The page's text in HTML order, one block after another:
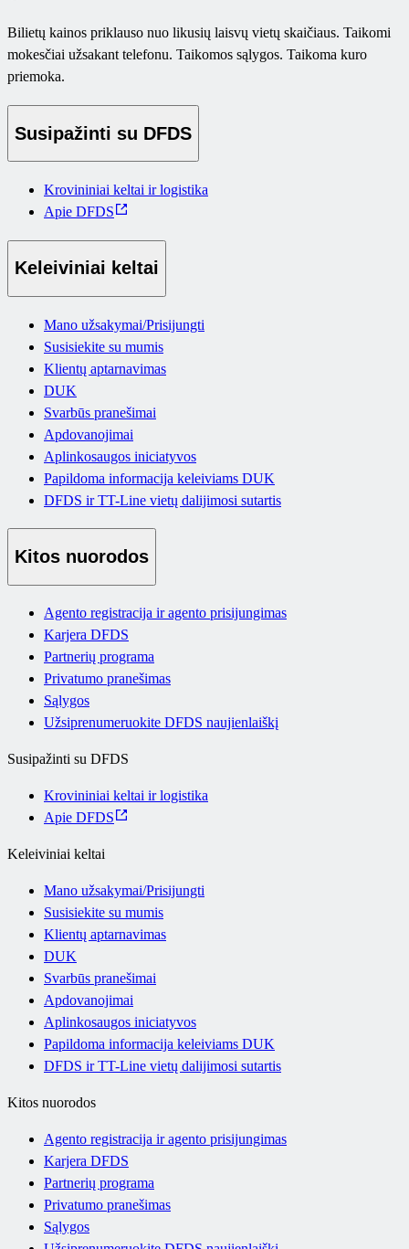
Bilietų kainos priklauso nuo likusių laisvų vietų skaičiaus. Taikomi
mokesčiai užsakant telefonu. Taikomos sąlygos. Taikoma kuro
priemoka.
Susipažinti su DFDS
Krovininiai keltai ir logistika
Apie DFDS
Keleiviniai keltai
Mano užsakymai/Prisijungti
Susisiekite su mumis
Klientų aptarnavimas
DUK
Svarbūs pranešimai
Apdovanojimai
Aplinkosaugos iniciatyvos
Papildoma informacija keleiviams DUK
DFDS ir TT-Line vietų dalijimosi sutartis
Kitos nuorodos
Agento registracija ir agento prisijungimas
Karjera DFDS
Partnerių programa
Privatumo pranešimas
Sąlygos
Užsiprenumeruokite DFDS naujienlaiškį
Susipažinti su DFDS
Krovininiai keltai ir logistika
Apie DFDS
Keleiviniai keltai
Mano užsakymai/Prisijungti
Susisiekite su mumis
Klientų aptarnavimas
DUK
Svarbūs pranešimai
Apdovanojimai
Aplinkosaugos iniciatyvos
Papildoma informacija keleiviams DUK
DFDS ir TT-Line vietų dalijimosi sutartis
Kitos nuorodos
Agento registracija ir agento prisijungimas
Karjera DFDS
Partnerių programa
Privatumo pranešimas
Sąlygos